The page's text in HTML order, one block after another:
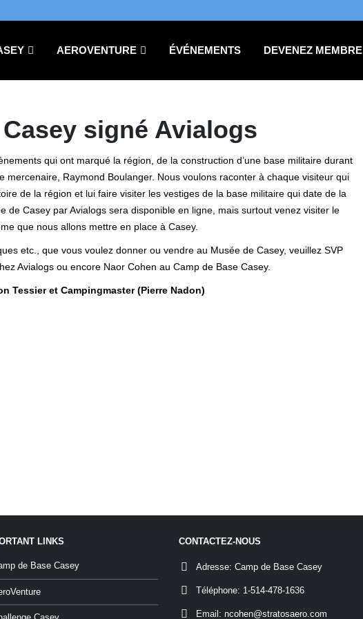
AEROVENTURE ÉVÉNEMENTS DEVENEZ MEMBRE
signé Avialogs
qui ont marqué la région, de la construction d’une base militaire durant
mercenaire, Raymond Boulanger. Nous voulons raconter à chaque visiteur qui
de la région et lui faire visiter les vestiges de la base militaire qui date de la
de Casey par Avialogs sera disponible en ligne, mais surtout venez visiter le
que nous allons mettre en place à Casey.
etc., que vous voulez donner ou vendre au Musée de Casey, veuillez SVP
Avialogs ou encore Naor Cohen au Camp de Base Casey.
Tessier et Campingmaster (Pierre Nadon)
LINKS
de Base Casey
CONTACTEZ-NOUS
Adresse: Camp de Base Casey
Téléphone: 1-514-478-1636
Email: ncohen@stratosaero.com